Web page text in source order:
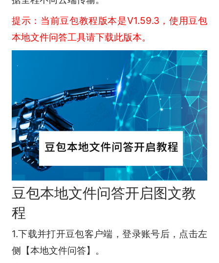
提示：当前豆包教程版本是V1.59.3，使用豆包
本地文件问答工具请下载此版本。
豆包本地文件问答开启图文教
程
1.下载并打开豆包客户端，登录账号后，点击左
侧【本地文件问答】。